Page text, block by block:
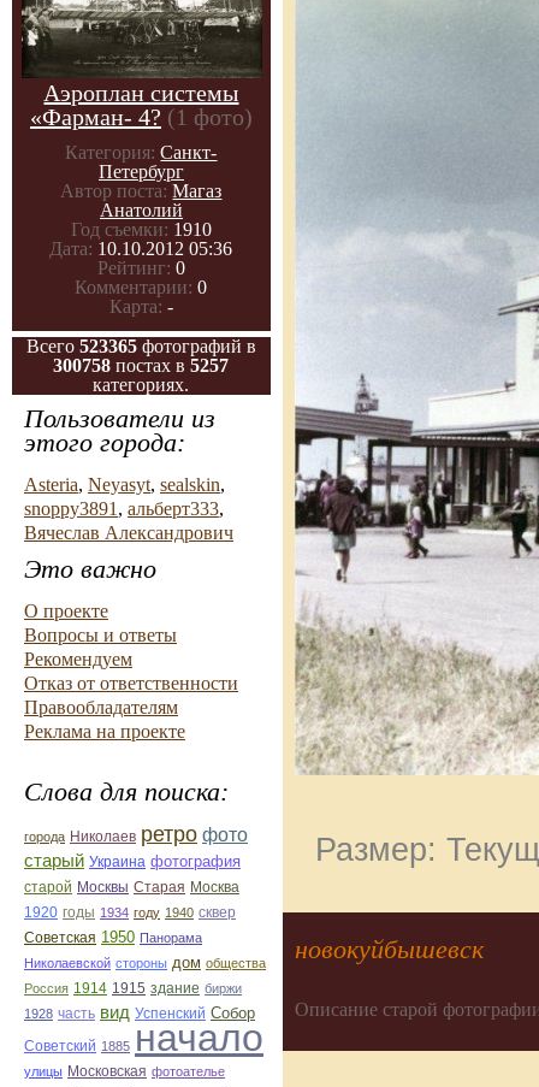
Аэроплан системы
«Фарман- 4? (1 фото)
Категория: Санкт-
Петербург
Автор поста: Магаз
Анатолий
Год съемки: 1910
Дата: 10.10.2012 05:36
Рейтинг: 0
Комментарии: 0
Карта: -
Всего 523365 фотографий в
300758 постах в5257
категориях.
Пользователи из
этого города:
Asteria, Neyasyt, sealskin,
snoppy3891 , альберт333,
Вячеслав Александрович
Это важно
О проекте
Вопросы и ответы
Рекомендуем
Отказ от ответственности
Правообладателям
Реклама на проекте
Слова для поиска:
города Николаев ретро фото
старый Украина фотография
старой Москвы Старая Москва
1920 годы 1934 году 1940 сквер
Советская 1950 Панорама
Николаевской стороны дом общества
Россия 1914 1915 здание биржи
1928 часть вид Успенский Собор
Советский 1885 начало
улицы Московская фотоателье
Размер:
новокуйбышевск
Описание старой